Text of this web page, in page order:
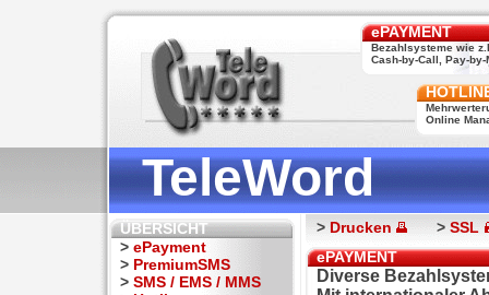
ePAYMENT
Bezahlsysteme wie
Cash-by-Call, Pay-by-
Online
TeleWord
ÜBERSICHT
> ePayment
> PremiumSMS
> SMS / EMS / MMS
> Drucken > SSL
ePAYMENT
Diverse